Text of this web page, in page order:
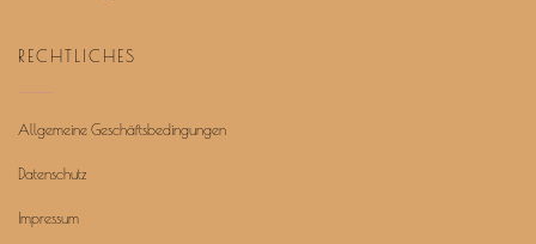
RECHTLICHES
Allgemeine Geschäftsbedingungen
Datenschutz
Impressum